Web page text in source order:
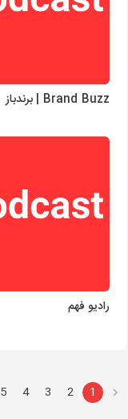
Brand Buzz | برندباز
رادیو فهم
1
2
3
4
5